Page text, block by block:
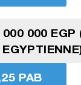
000 000 EGP
PAB